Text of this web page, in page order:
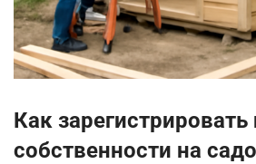
Как зарегистрировать
собственности на